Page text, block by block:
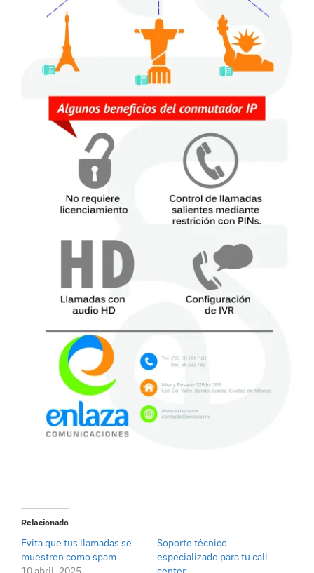
Relacionado
Evita que tus llamadas se
muestren como spam
Soporte técnico
especializado para tu call